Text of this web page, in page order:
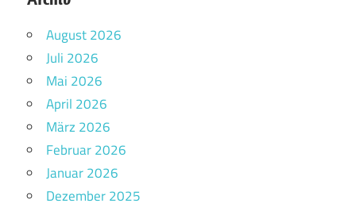
August 2026
Juli 2026
Mai 2026
April 2026
März 2026
Februar 2026
Januar 2026
Dezember 2025